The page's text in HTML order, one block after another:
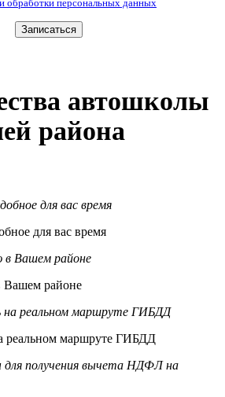
обработки персональных данных
автошколы
района
для вас время
Вашем районе
реальном маршруте ГИБДД